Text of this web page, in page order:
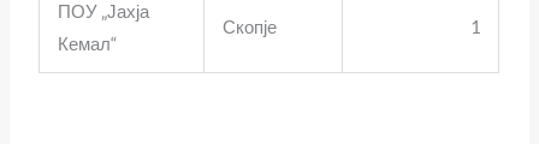
ПОУ „Јахја
Кемал“
Скопје 1